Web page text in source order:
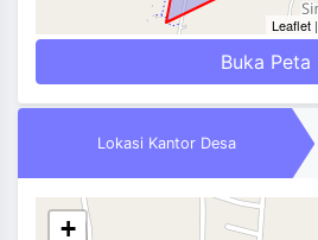
Leaflet|
Buka Peta
Lokasi Kantor Desa
+